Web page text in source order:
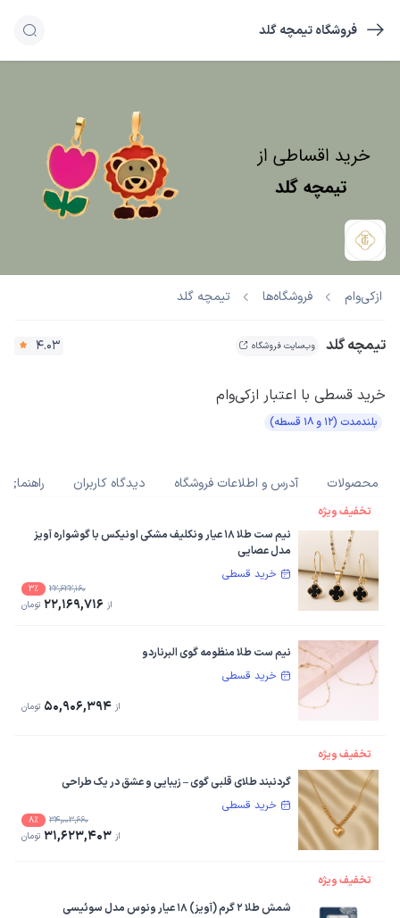
فروشگاه تیمچه گلد
ازکی‌وام فروشگاه‌ها تیمچه گلد
تیمچه گلد وب‌سایت فروشگاه 4.03
خرید قسطی با اعتبار ازکی‌وام
بلندمدت (۱۲ و ۱۸ قسطه)
محصولات آدرس و اطلاعات فروشگاه دیدگاه کاربران راهنمای
تخفیف ویژه
نیم ست طلا ۱۸ عیار ونکلیف مشکی اونیکس با گوشواره آویز
مدل عصایی
خرید قسطی
22,622,160
3%
از 22,169,716 تومان
نیم ست طلا منظومه گوی البرناردو
خرید قسطی
از 50,906,394 تومان
تخفیف ویژه
گردنبند طلای قلبی گوی – زیبایی و عشق در یک طراحی
خرید قسطی
34,003,660
8%
از 31,623,403 تومان
تخفیف ویژه
شمش طلا ۲ گرم (آویز) 18 عیار ونوس مدل سوئیسی